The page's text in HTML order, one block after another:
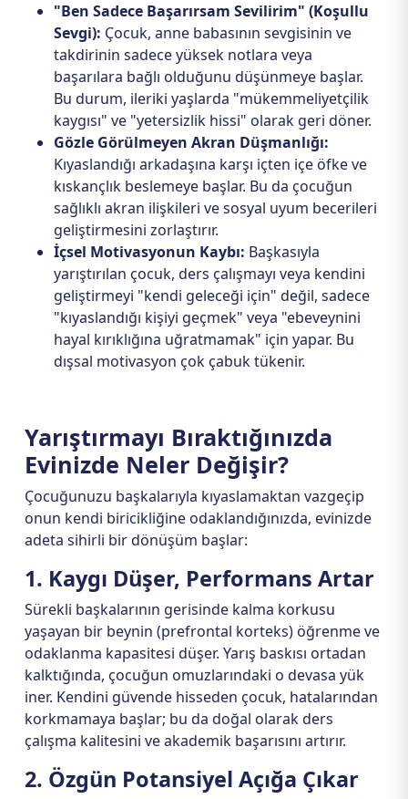
"Ben Sadece Başarırsam Sevilirim" (Koşullu
Sevgi): Çocuk, anne babasının sevgisinin ve
takdirinin sadece yüksek notlara veya
başarılara bağlı olduğunu düşünmeye başlar.
Bu durum, ileriki yaşlarda "mükemmeliyetçilik
kaygısı" ve "yetersizlik hissi" olarak geri döner.
Gözle Görülmeyen Akran Düşmanlığı:
Kıyaslandığı arkadaşına karşı içten içe öfke ve
kıskançlık beslemeye başlar. Bu da çocuğun
sağlıklı akran ilişkileri ve sosyal uyum becerileri
geliştirmesini zorlaştırır.
İçsel Motivasyonun Kaybı: Başkasıyla
yarıştırılan çocuk, ders çalışmayı veya kendini
geliştirmeyi "kendi geleceği için" değil, sadece
"kıyaslandığı kişiyi geçmek" veya "ebeveynini
hayal kırıklığına uğratmamak" için yapar. Bu
dışsal motivasyon çok çabuk tükenir.
Yarıştırmayı Bıraktığınızda
Evinizde Neler Değişir?
Çocuğunuzu başkalarıyla kıyaslamaktan vazgeçip
onun kendi biricikliğine odaklandığınızda, evinizde
adeta sihirli bir dönüşüm başlar:
1. Kaygı Düşer, Performans Artar
Sürekli başkalarının gerisinde kalma korkusu
yaşayan bir beynin (prefrontal korteks) öğrenme ve
odaklanma kapasitesi düşer. Yarış baskısı ortadan
kalktığında, çocuğun omuzlarındaki o devasa yük
iner. Kendini güvende hisseden çocuk, hatalarından
korkmamaya başlar; bu da doğal olarak ders
çalışma kalitesini ve akademik başarısını artırır.
2. Özgün Potansiyel Açığa Çıkar